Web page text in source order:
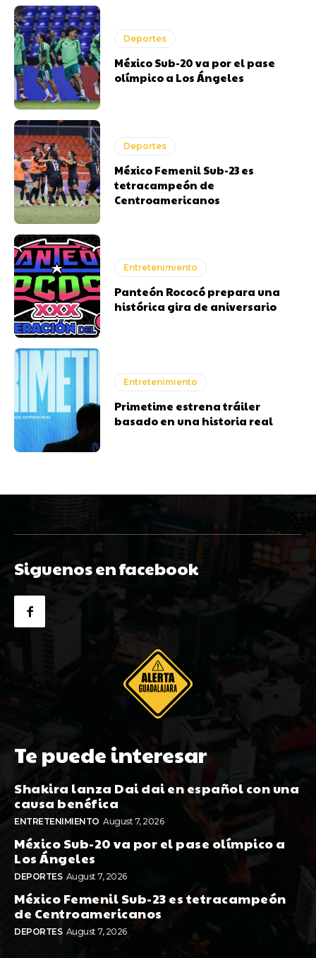
Deportes
México Sub-20 va por el pase
olímpico a Los Ángeles
Deportes
México Femenil Sub-23 es
tetracampeón de
Centroamericanos
Entretenimiento
Panteón Rococó prepara una
histórica gira de aniversario
Entretenimiento
Primetime estrena tráiler
basado en una historia real
Siguenos en facebook
Te puede interesar
Shakira lanza Dai dai en español con una
causa benéfica
ENTRETENIMIENTO August 7, 2026
México Sub-20 va por el pase olímpico a
Los Ángeles
DEPORTES August 7, 2026
México Femenil Sub-23 es tetracampeón
de Centroamericanos
DEPORTES August 7, 2026